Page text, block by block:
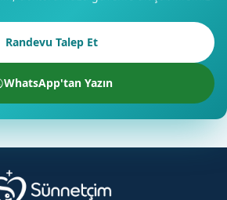
Randevu Talep Et
WhatsApp'tan Yazın